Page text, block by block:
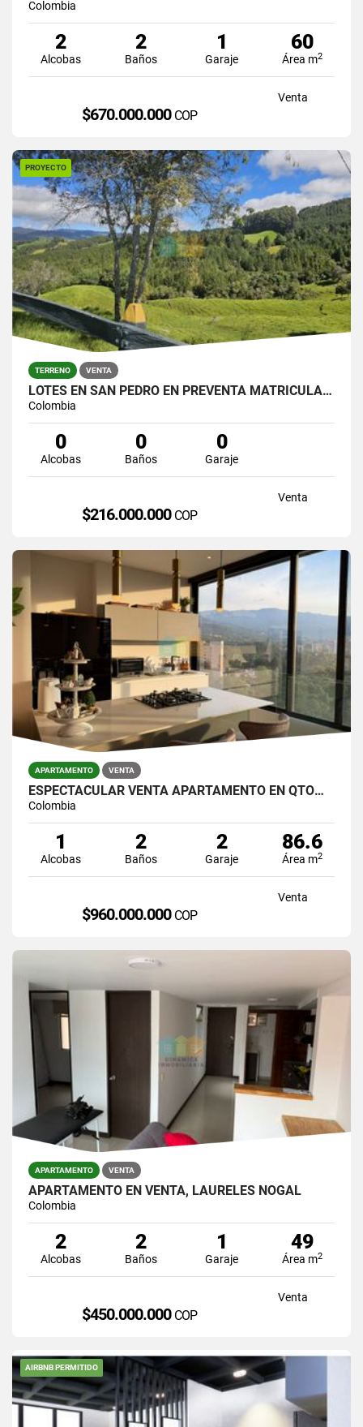
Colombia
2
Alcobas
2
Baños
1
Garaje
60
Área m2
Venta
$670.000.000 COP
PROYECTO
TERRENO VENTA
LOTES EN SAN PEDRO EN PREVENTA MATRICULA AL 100%
Colombia
0
Alcobas
0
Baños
0
Garaje
Venta
$216.000.000 COP
APARTAMENTO VENTA
ESPECTACULAR VENTA APARTAMENTO EN QTOWER EN SAN LUCAS
Colombia
1
Alcobas
2
Baños
2
Garaje
86.6
Área m2
Venta
$960.000.000 COP
APARTAMENTO VENTA
APARTAMENTO EN VENTA, LAURELES NOGAL
Colombia
2
Alcobas
2
Baños
1
Garaje
49
Área m2
Venta
$450.000.000 COP
AIRBNB PERMITIDO